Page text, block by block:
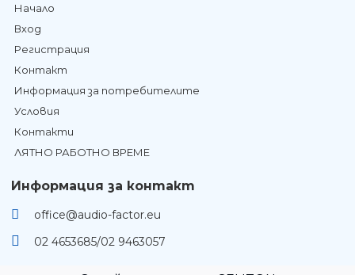
Начало
Вход
Регистрация
Контакт
Информация за потребителите
Условия
Контакти
ЛЯТНО РАБОТНО ВРЕМЕ
Информация за контакт
office@audio-factor.eu
02 4653685/02 9463057